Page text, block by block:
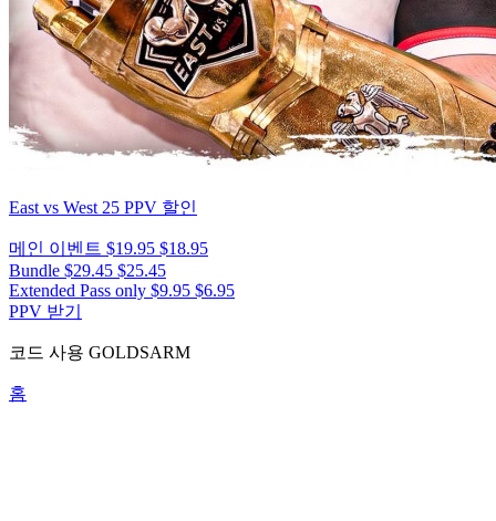
East vs West 25 PPV 할인
메인 이벤트 $19.95 $18.95
Bundle $29.45 $25.45
Extended Pass only $9.95 $6.95
PPV 받기
코드 사용 GOLDSARM
홈